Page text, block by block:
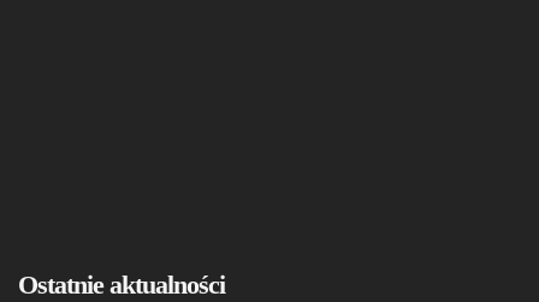
Ostatnie aktualności